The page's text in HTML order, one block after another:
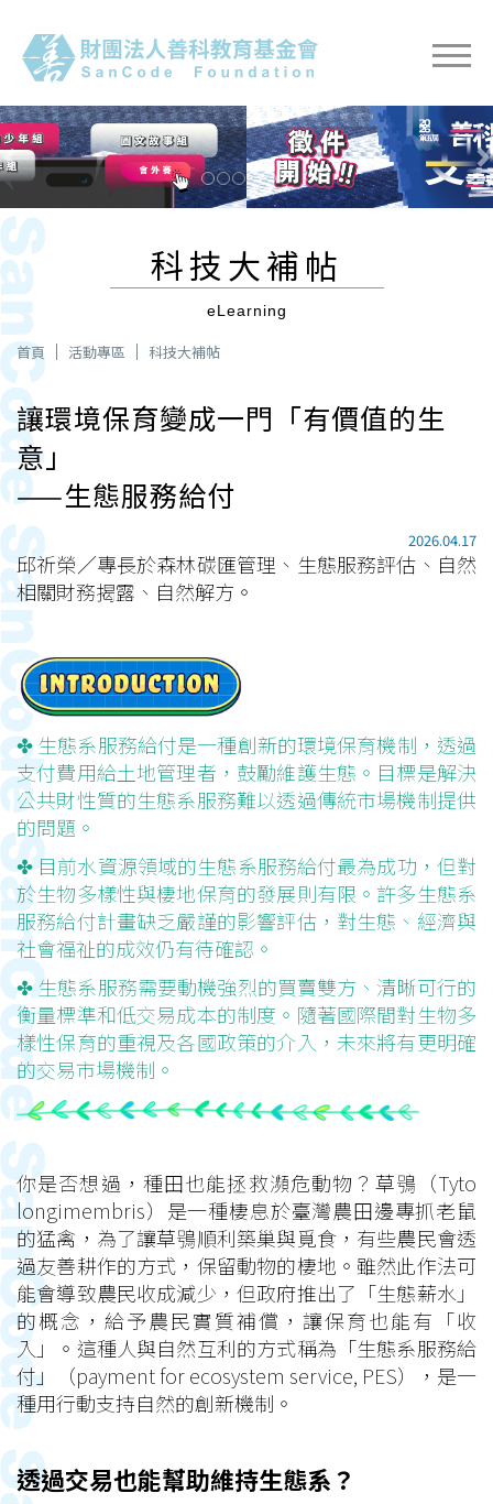
Previous Next
科技大補帖
eLearning
首頁 活動專區 科技大補帖
讓環境保育變成一門「有價值的生
意」
——生態服務給付
2026.04.17
邱祈榮／專長於森林碳匯管理、生態服務評估、自然
相關財務揭露、自然解方。
✤ 生態系服務給付是一種創新的環境保育機制，透過
支付費用給土地管理者，鼓勵維護生態。目標是解決
公共財性質的生態系服務難以透過傳統市場機制提供
的問題。
✤ 目前水資源領域的生態系服務給付最為成功，但對
於生物多樣性與棲地保育的發展則有限。許多生態系
服務給付計畫缺乏嚴謹的影響評估，對生態、經濟與
社會福祉的成效仍有待確認。
✤ 生態系服務需要動機強烈的買賣雙方、清晰可行的
衡量標準和低交易成本的制度。隨著國際間對生物多
樣性保育的重視及各國政策的介入，未來將有更明確
的交易市場機制。
你是否想過，種田也能拯救瀕危動物？草鴞（Tyto
longimembris）是一種棲息於臺灣農田邊專抓老鼠
的猛禽，為了讓草鴞順利築巢與覓食，有些農民會透
過友善耕作的方式，保留動物的棲地。雖然此作法可
能會導致農民收成減少，但政府推出了「生態薪水」
的概念，給予農民實質補償，讓保育也能有「收
入」。這種人與自然互利的方式稱為「生態系服務給
付」（payment for ecosystem service, PES），是一
種用行動支持自然的創新機制。
透過交易也能幫助維持生態系？